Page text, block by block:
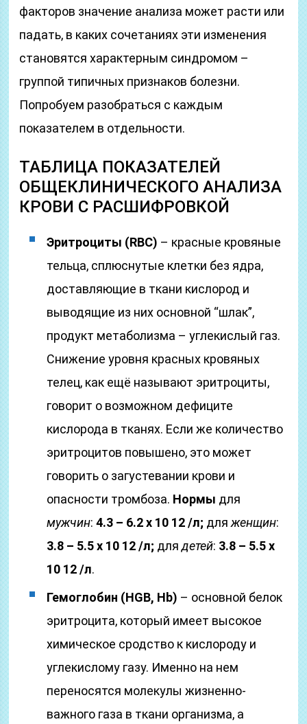
факторов значение анализа может расти или
падать, в каких сочетаниях эти изменения
становятся характерным синдромом –
группой типичных признаков болезни.
Попробуем разобраться с каждым
показателем в отдельности.
ТАБЛИЦА ПОКАЗАТЕЛЕЙ
ОБЩЕКЛИНИЧЕСКОГО АНАЛИЗА
КРОВИ С РАСШИФРОВКОЙ
Эритроциты (RBC) – красные кровяные
тельца, сплюснутые клетки без ядра,
доставляющие в ткани кислород и
выводящие из них основной “шлак”,
продукт метаболизма – углекислый газ.
Снижение уровня красных кровяных
телец, как ещё называют эритроциты,
говорит о возможном дефиците
кислорода в тканях. Если же количество
эритроцитов повышено, это может
говорить о загустевании крови и
опасности тромбоза. Нормы для
мужчин:4.3 – 6.2 х 10 12 /л; дляженщин:
3.8 – 5.5 х 10 12 /л; длядетей: 3.8 – 5.5 х
10 12 /л.
Гемоглобин (HGB, Hb) – основной белок
эритроцита, который имеет высокое
химическое сродство к кислороду и
углекислому газу. Именно на нем
переносятся молекулы жизненно-
важного газа в ткани организма, а